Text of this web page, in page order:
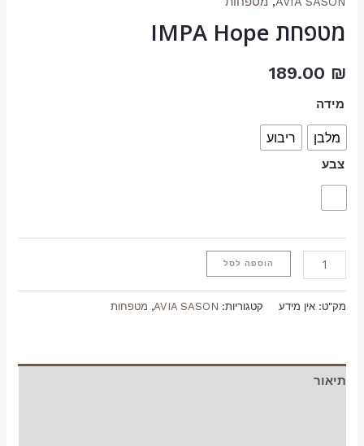
מטפחת IMPA Hope
189.00 ₪
מידה
מלבן ריבוע
צבע
הוספה לסל
מק"ט:אין מידע קטגוריות: AVIA SASON
, מטפחות
תיאור